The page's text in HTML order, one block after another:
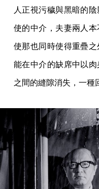
人正視污穢與黑暗的
使的中介，夫妻兩人
使那也同時使得重疊
能在中介的缺席中以
之間的縫隙消失，一種